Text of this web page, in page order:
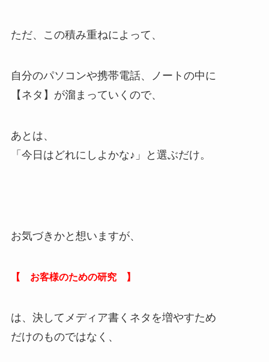
ただ、この積み重ねによって、
自分のパソコンや携帯電話、ノートの中に
【ネタ】が溜まっていくので、
あとは、
「今日はどれにしよかな♪」と選ぶだけ。
お気づきかと想いますが、
【 お客様のための研究 】
は、決してメディア書くネタを増やすため
だけのものではなく、